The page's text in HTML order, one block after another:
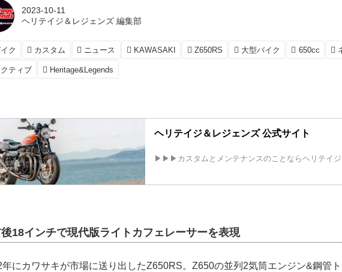
2023-10-11
ヘリテイジ＆レジェンズ 編集部
ク カスタム ニュース KAWASAKI Z650RS 大型バイク 650cc
ティブ Heritage&Legends
ヘリテイジ＆レジェンズ 公式サイト
▶▶▶カスタムとメンテナンスのことならヘリテイジ
18インチで現代版ライトカフェレーサーを表現
年にカワサキが市場に送り出したZ650RS。Z650の並列2気筒エンジン&鋼管